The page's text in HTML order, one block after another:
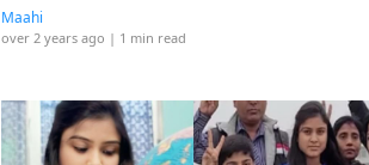
Maahi
over 2 years ago | 1 min read